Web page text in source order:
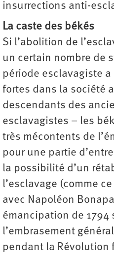
insurrections anti-
La caste des békés
Si l’abolition de
un certain nombre de
période esclavagiste
fortes dans la société
descendants des
esclavagistes – les
très mécontents de
pour une partie
la possibilité d’un
l’esclavage (comme
avec Napoléon
émancipation de 1794
l’embrasement
pendant la Révolution